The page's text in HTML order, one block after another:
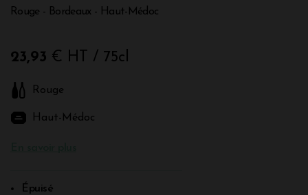
Rouge - Bordeaux - Haut-Médoc
23,93 € HT / 75cl
Rouge
Haut-Médoc
Épuisé